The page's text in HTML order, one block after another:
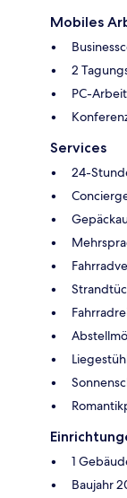
Mobiles
2
PC-
Services
24-
1
Baujahr